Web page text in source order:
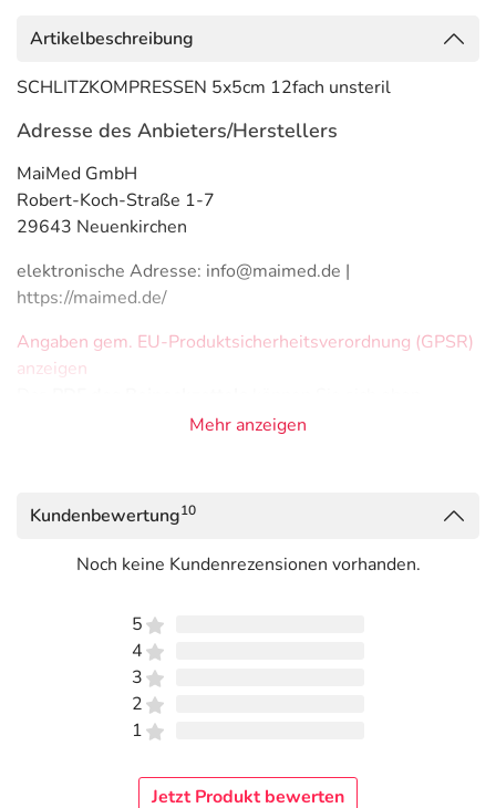
Artikelbeschreibung
SCHLITZKOMPRESSEN 5x5cm 12fach unsteril
Adresse des Anbieters/Herstellers
MaiMed GmbH
Robert-Koch-Straße 1-7
29643 Neuenkirchen
elektronische Adresse: info@maimed.de |
https://maimed.de/
Angaben gem. EU-Produktsicherheitsverordnung (GPSR)
anzeigen
Mehr anzeigen
Kundenbewertung10
Noch keine Kundenrezensionen vorhanden.
5
4
3
2
1
Jetzt Produkt bewerten